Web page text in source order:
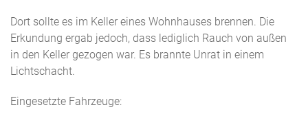
Dort sollte es im Keller eines Wohnhauses brennen. Die
Erkundung ergab jedoch, dass lediglich Rauch von außen
in den Keller gezogen war. Es brannte Unrat in einem
Lichtschacht.
Eingesetzte Fahrzeuge: